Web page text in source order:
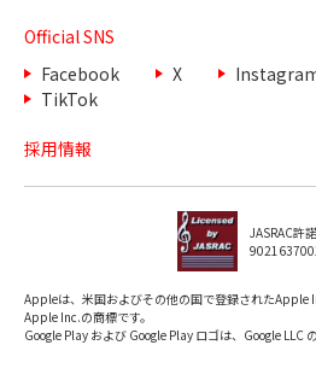
Official SNS
Facebook
X
TikTok
採用情報
JASRAC許
Appleは、米国およびその他の国で登録されたApple
Apple Inc.の商標です。
Google Play および Google Play ロゴは、Google LLC